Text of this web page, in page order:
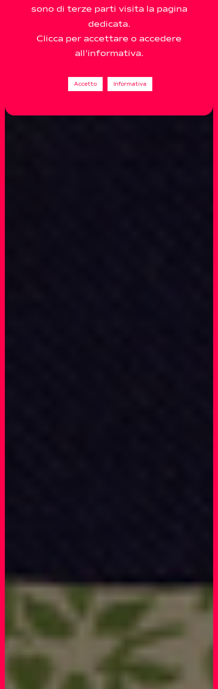
sono di terze parti visita la pagina
dedicata.
Clicca per accettare o accedere
all'informativa.
Accetto Informativa